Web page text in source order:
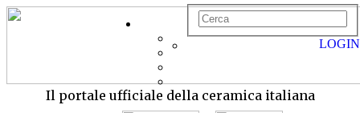
Il portale ufficiale della ceramica italiana
LOGIN